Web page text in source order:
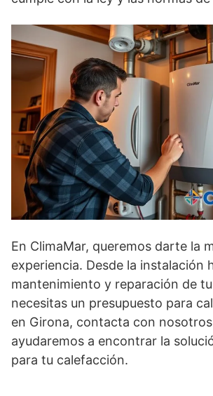
En ClimaMar, queremos darte la
experiencia. Desde la instalación
mantenimiento y reparación de
necesitas un presupuesto para
en Girona, contacta con
ayudaremos a encontrar la
para tu calefacción.